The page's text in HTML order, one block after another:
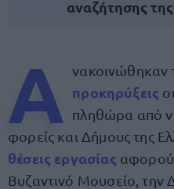
αναζήτησης
Α νακοινώθηκαν
προκηρύξεις
πληθώρα από
φορείς και Δήμους της
θέσεις εργασίας
Βυζαντινό Μουσείο,